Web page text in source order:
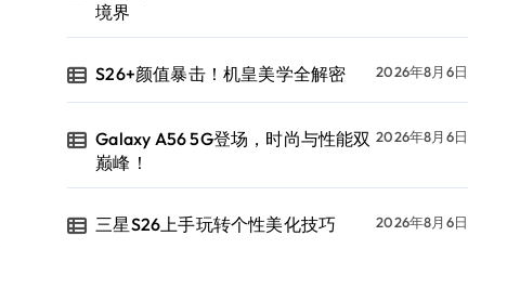
境界
S26+颜值暴击！机皇美学全解密 2026年8月6日
Galaxy A56 5G登场，时尚与性能双
巅峰！
2026年8月6日
三星S26上手玩转个性美化技巧 2026年8月6日